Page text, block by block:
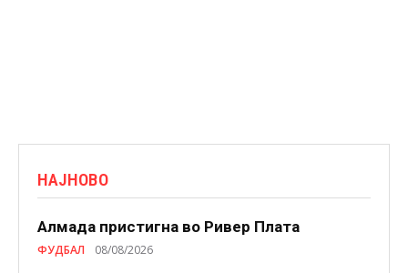
НАЈНОВО
Алмада пристигна во Ривер Плата
ФУДБАЛ 08/08/2026